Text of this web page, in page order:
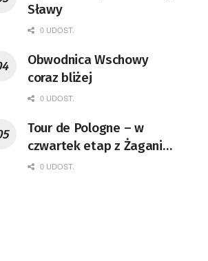
Sławy
0 UDOST.
Obwodnica Wschowy
coraz bliżej
0 UDOST.
Tour de Pologne – w
czwartek etap z Żagania
do Karpacza
0 UDOST.